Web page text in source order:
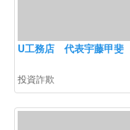
U工務店 代表宇藤甲斐
投資詐欺